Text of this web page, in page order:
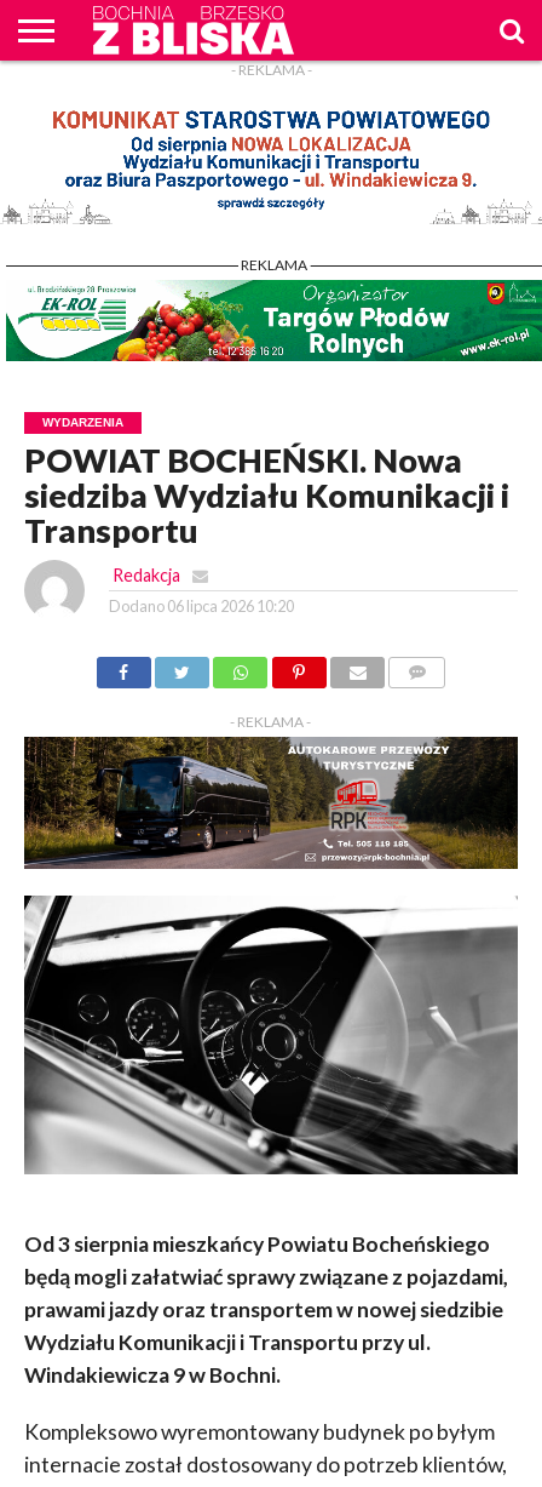
WPROST
REKLAM
- REKLAMA -
- REKLAMA -
WYDARZENIA
POWIAT BOCHEŃSKI. Nowa
siedziba Wydziału Komunikacji i
Transportu
Redakcja
Dodano 06 lipca 2026 10:20
- REKLAMA -
Od 3 sierpnia mieszkańcy Powiatu Bocheńskiego
będą mogli załatwiać sprawy związane z pojazdami,
prawami jazdy oraz transportem w nowej siedzibie
Wydziału Komunikacji i Transportu przy ul.
Windakiewicza 9 w Bochni.
Kompleksowo wyremontowany budynek po byłym
internacie został dostosowany do potrzeb klientów,